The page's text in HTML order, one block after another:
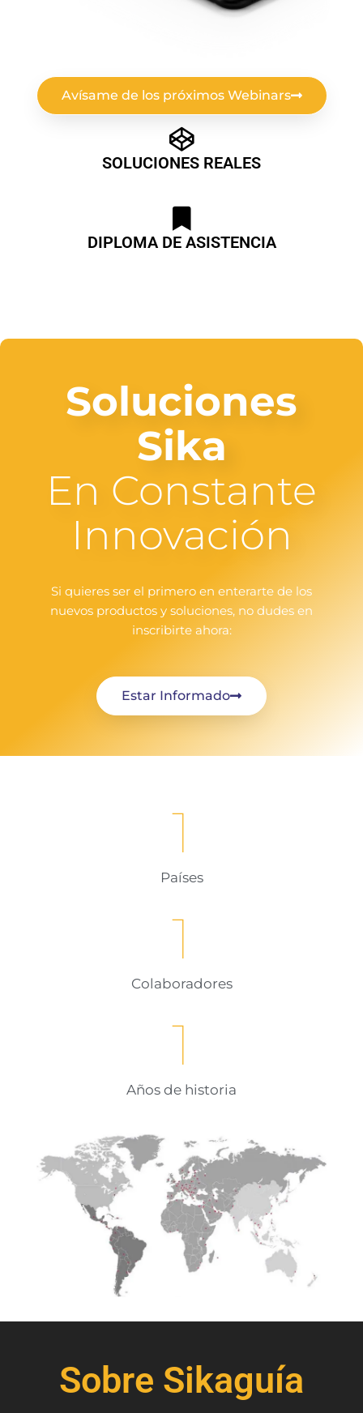
Avísame de los próximos Webinars
SOLUCIONES REALES
DIPLOMA DE ASISTENCIA
Soluciones
Sika
En Constante
Innovación
Si quieres ser el primero en enterarte de los
nuevos productos y soluciones, no dudes en
inscribirte ahora:
Estar Informado
Países
1
Colaboradores
1
Años de historia
1
Sobre Sikaguía